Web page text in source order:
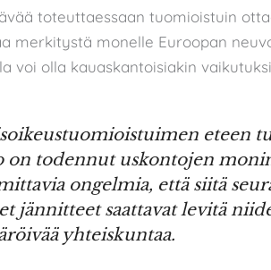
toteuttaessaan tuomioistuin
merkitystä monelle Euroopan
voi olla kauaskantoisiakin
eteen
on todennut uskontojen
ongelmia, että siitä
jännitteet saattavat levitä
yhteiskuntaa.